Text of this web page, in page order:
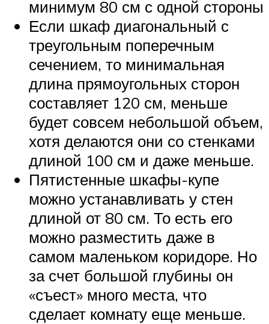
минимум 80 см с одной стороны
Если шкаф диагональный с
треугольным поперечным
сечением, то минимальная
длина прямоугольных сторон
составляет 120 см, меньше
будет совсем небольшой объем,
хотя делаются они со стенками
длиной 100 см и даже меньше.
Пятистенные шкафы-купе
можно устанавливать у стен
длиной от 80 см. То есть его
можно разместить даже в
самом маленьком коридоре. Но
за счет большой глубины он
«съест» много места, что
сделает комнату еще меньше.